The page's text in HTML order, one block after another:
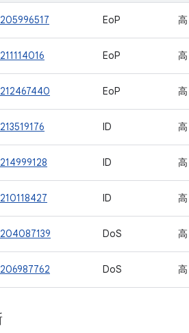
EoP 高
EoP 高
EoP 高
ID 高
ID 高
ID 高
DoS 高
DoS 高